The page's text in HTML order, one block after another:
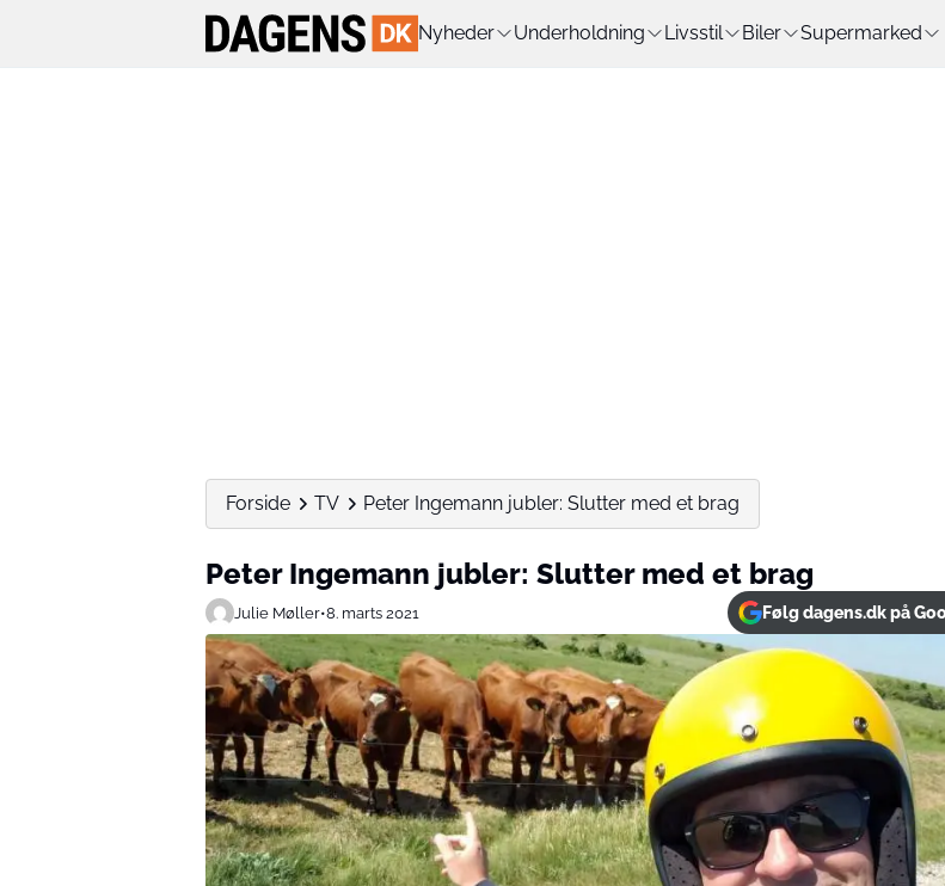
Nyheder Underholdning Livsstil Biler Supermarked
Forside TV Peter Ingemann jubler: Slutter med et brag
Peter Ingemann jubler: Slutter med et brag
Julie Møller•8. marts 2021 Følg dagens.dk på